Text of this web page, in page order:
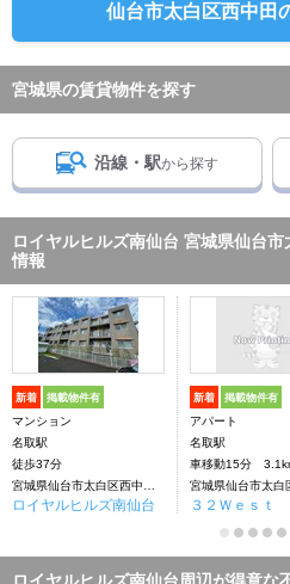
仙台市太白区西中田
宮城県の賃貸物件を探す
沿線・駅から探す
ロイヤルヒルズ南仙台 宮城県仙台
情報
新着 掲載物件有
マンション
名取駅
徒歩37分
ロイヤルヒルズ南仙台
新着 掲載物件有
アパート
名取駅
車移動15分
３２Ｗｅｓｔ